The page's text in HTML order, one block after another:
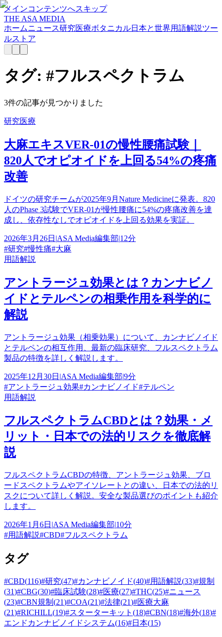
メインコンテンツへスキップ
THE ASA MEDIA
ホームニュース研究医療ボタニカル日本と世界用語解説ツー
ルストア
タグ: #フルスペクトラム
3件の記事が見つかりました
研究医療
大麻エキスVER-01の慢性腰痛試験｜
820人でオピオイドを上回る54%の疼痛
改善
ドイツの研究チームが2025年9月Nature Medicineに発表。820
人のPhase 3試験でVER-01が慢性腰痛に54%の疼痛改善を達
成し、依存性なしでオピオイドを上回る効果を実証。
2026年3月26日 |ASA Media編集部|12分
#研究#慢性痛#大麻
用語解説
アントラージュ効果とは？カンナビノ
イドとテルペンの相乗作用を科学的に
解説
アントラージュ効果（相乗効果）について、カンナビノイド
とテルペンの相互作用、最新の臨床研究、フルスペクトラム
製品の特徴を詳しく解説します。
2025年12月30日 |ASA Media編集部|9分
#アントラージュ効果#カンナビノイド#テルペン
用語解説
フルスペクトラムCBDとは？効果・メ
リット・日本での法的リスクを徹底解
説
フルスペクトラムCBDの特徴、アントラージュ効果、ブロ
ードスペクトラムやアイソレートとの違い、日本での法的リ
スクについて詳しく解説。安全な製品選びのポイントも紹介
します。
2026年1月6日 |ASA Media編集部|10分
#用語解説#CBD#フルスペクトラム
タグ
#CBD(116)#研究(47)#カンナビノイド(40)#用語解説(33)#規制
(31)#CBG(30)#臨床試験(28)#医療(27)#THC(25)#ニュース
(23)#CBN規制 (21)#COA(21)#法律(21)#医療大麻
(21)#RICHILL(19)#スターターキット (18)#CBN(18)#海外(18)#
エンドカンナビノイドシステム(16)#日本(15)